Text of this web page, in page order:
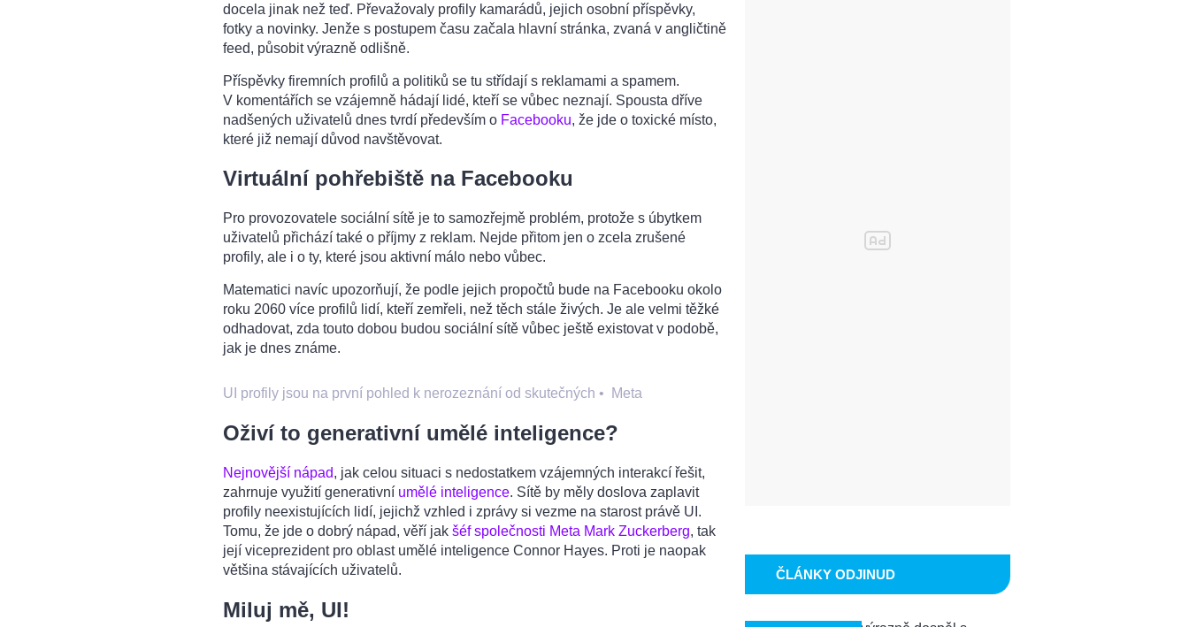
docela jinak než teď. Převažovaly profily kamarádů, jejich osobní příspěvky,
fotky a novinky. Jenže s postupem času začala hlavní stránka, zvaná v angličtině
feed, působit výrazně odlišně.
Příspěvky firemních profilů a politiků se tu střídají s reklamami a spamem.
V komentářích se vzájemně hádají lidé, kteří se vůbec neznají. Spousta dříve
nadšených uživatelů dnes tvrdí především o Facebooku, že jde o toxické místo,
které již nemají důvod navštěvovat.
Virtuální pohřebiště na Facebooku
Pro provozovatele sociální sítě je to samozřejmě problém, protože s úbytkem
uživatelů přichází také o příjmy z reklam. Nejde přitom jen o zcela zrušené
profily, ale i o ty, které jsou aktivní málo nebo vůbec.
Matematici navíc upozorňují, že podle jejich propočtů bude na Facebooku okolo
roku 2060 více profilů lidí, kteří zemřeli, než těch stále živých. Je ale velmi těžké
odhadovat, zda touto dobou budou sociální sítě vůbec ještě existovat v podobě,
jak je dnes známe.
UI profily jsou na první pohled k nerozeznání od skutečných • Meta
Oživí to generativní umělé inteligence?
Nejnovější nápad, jak celou situaci s nedostatkem vzájemných interakcí řešit,
zahrnuje využití generativní umělé inteligence. Sítě by měly doslova zaplavit
profily neexistujících lidí, jejichž vzhled i zprávy si vezme na starost právě UI.
Tomu, že jde o dobrý nápad, věří jak šéf společnosti Meta Mark Zuckerberg, tak
její viceprezident pro oblast umělé inteligence Connor Hayes. Proti je naopak
většina stávajících uživatelů.
Miluj mě, UI!
ČLÁNKY ODJINUD